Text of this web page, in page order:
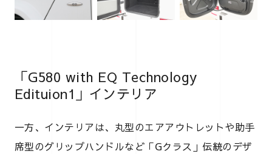
「G580 with EQ Technology
Edituion1」インテリア
一方、インテリアは、丸型のエアアウトレットや助手
席型のグリップハンドルなど「Gクラス」伝統のデザ